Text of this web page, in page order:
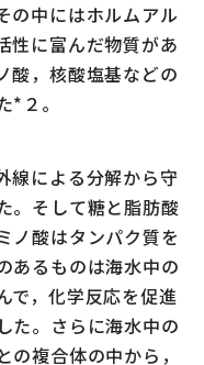
の中にはホルムアル
性に富んだ物質があ
酸，核酸塩基などの
*２。
線による分解から守
。そして糖と脂肪酸
ノ酸はタンパク質を
あるものは海水中の
で，化学反応を促進
た。さらに海水中の
複合体の中から，